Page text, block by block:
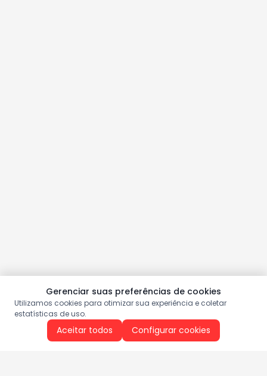
Gerenciar suas preferências de cookies
Utilizamos cookies para otimizar sua experiência e coletar
estatísticas de uso.
Aceitar todos Configurar cookies